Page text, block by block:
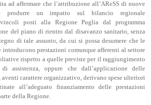
ad affermare che l’attribuzione all’AReSS di nuove
produrre un impatto sul bilancio regionale
posti alla Regione Puglia dal programma
del piano di rientro dal disavanzo sanitario, senza
di tale assunto, da cui si possa desumere che le
prestazioni comunque afferenti al settore
rispetto a quelle previste per il raggiungimento
assistenza, oppure che dall’applicazione delle
carattere organizzativo, derivano spese ulteriori
all’adeguato finanziamento delle prestazioni
della Regione.